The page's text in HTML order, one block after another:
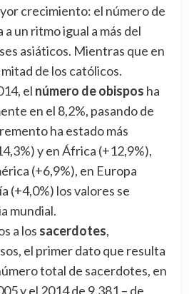
crecimiento: el número de
un ritmo igual a más del
asiáticos. Mientras que en
de los católicos.
el número de obispos ha
en el 8,2%, pasando de
ha estado más
y en África (+12,9%),
(+6,9%), en Europa
(+4,0%) los valores se
mundial.
a los sacerdotes,
el primer dato que resulta
total de sacerdotes, en
y el 2014 de 9.381 – de